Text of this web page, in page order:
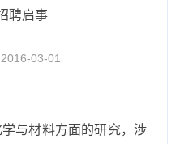
聘启事
03-01
与材料方面的研究，涉